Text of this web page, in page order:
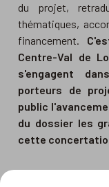
du projet,
thématiques,
financement.
Centre-Val de
s'engagent
porteurs de
public
du dossier les
cette